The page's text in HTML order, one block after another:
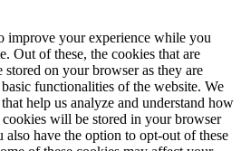
improve your experience while you
Out of these, the cookies that are
stored on your browser as they are
functionalities of the website. We
help us analyze and understand how
will be stored in your browser
have the option to opt-out of these